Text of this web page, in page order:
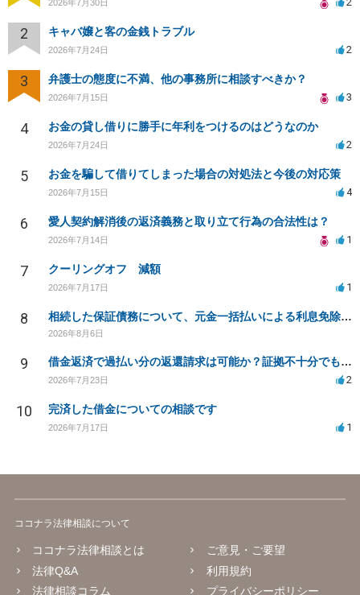
2026年7月30日
2 キャバ嬢と客の金銭トラブル
2026年7月24日 2
3 弁護士の態度に不満、他の事務所に相談すべきか？
2026年7月15日 3
4 お金の貸し借りに勝手に年利をつけるのはどうなのか
2026年7月24日 2
5 お金を騙して借りてしまった場合の対処法と今後の対応策
2026年7月15日 4
6 愛人契約解消後の返済義務と取り立て行為の合法性は？
2026年7月14日 1
7 クーリングオフ 減額
2026年7月17日 1
8 相続した保証債務について、元金一括払いによる利息免除の交渉は可能でしょうか
2026年8月6日
9 借金返済で過払い分の返還請求は可能か？証拠不十分でも弁護士に相談したい
2026年7月23日 2
10 完済した借金についての相談です
2026年7月17日 1
ココナラ法律相談について
ココナラ法律相談とは
法律Q&A
法律相談コラム
ご意見・ご要望
利用規約
プライバシーポリシー